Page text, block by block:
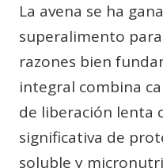
La avena se ha
superalimento
razones bien
integral combina
de liberación lenta
significativa de
soluble y